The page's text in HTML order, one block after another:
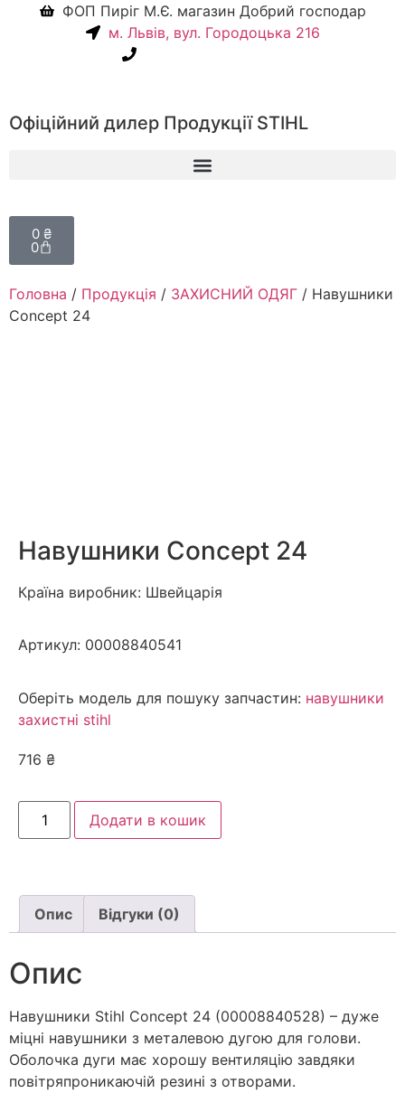
ФОП Пиріг М.Є. магазин Добрий господар
м. Львів, вул. Городоцька 216
Офіційний дилер Продукції STIHL
0 ₴
0
Головна / Продукція / ЗАХИСНИЙ ОДЯГ / Навушники
Concept 24
Навушники Concept 24
Країна виробник: Швейцарія
Артикул: 00008840541
Оберіть модель для пошуку запчастин: навушники
захистні stihl
716 ₴
Додати в кошик
Опис Відгуки (0)
Опис
Навушники Stihl Concept 24 (00008840528) – дуже
міцні навушники з металевою дугою для голови.
Оболочка дуги має хорошу вентиляцію завдяки
повітряпроникаючій резині з отворами.